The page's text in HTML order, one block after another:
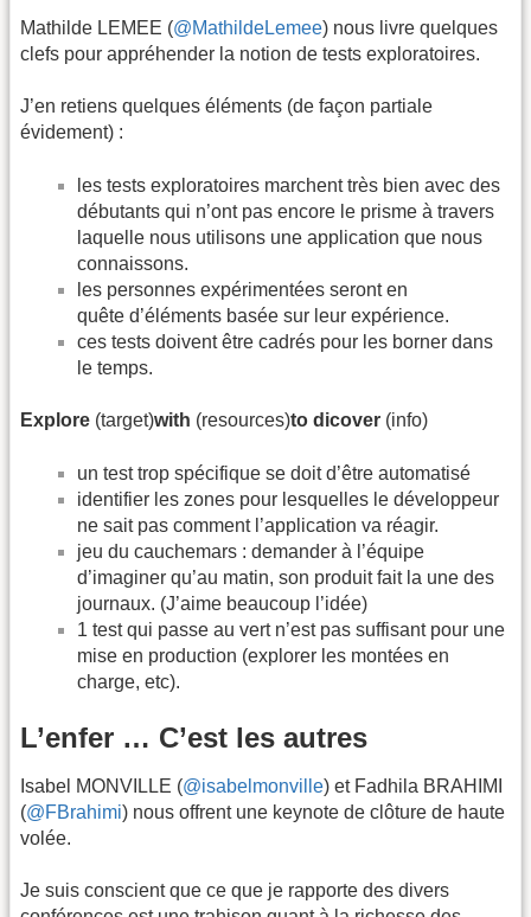
Mathilde LEMEE (@MathildeLemee) nous livre quelques
clefs pour appréhender la notion de tests exploratoires.
J’en retiens quelques éléments (de façon partiale
évidement) :
les tests exploratoires marchent très bien avec des
débutants qui n’ont pas encore le prisme à travers
laquelle nous utilisons une application que nous
connaissons.
les personnes expérimentées seront en
quête d’éléments basée sur leur expérience.
ces tests doivent être cadrés pour les borner dans
le temps.
Explore (target)with (resources)to dicover (info)
un test trop spécifique se doit d’être automatisé
identifier les zones pour lesquelles le développeur
ne sait pas comment l’application va réagir.
jeu du cauchemars : demander à l’équipe
d’imaginer qu’au matin, son produit fait la une des
journaux. (J’aime beaucoup l’idée)
1 test qui passe au vert n’est pas suffisant pour une
mise en production (explorer les montées en
charge, etc).
L’enfer … C’est les autres
Isabel MONVILLE (@isabelmonville) et Fadhila BRAHIMI
(@FBrahimi) nous offrent une keynote de clôture de haute
volée.
Je suis conscient que ce que je rapporte des divers